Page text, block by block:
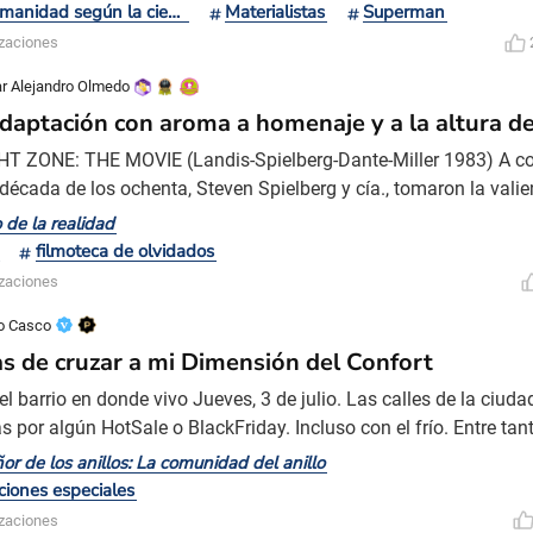
Miller no dirigió una saga. Levantó un altar. Uno lleno de
En este altar se sacrifica el espejis
La humanidad según la ciencia ficción
Materialistas Superman
Alejandro Olmedo
con aroma a homenaje y a la altura
ZONE: THE MOVIE (Landis-Spielberg-Dante-Miller 1983) A
de los ochenta, Steven Spielberg y cía., tomaron la
a la pantalla grande algunos relatos de una serie de culto que
de los cincuenta y comienzos de los años sesenta y que por
Dimensión Desconocida”(tres tomados del progra
la realidad
filmoteca de olvidados
Casco
de cruzar a mi Dimensión del Confort
barrio en donde vivo Jueves, 3 de julio. Las calles de la
por algún HotSale o BlackFriday. Incluso con el frío. Entre
que esperan el momento justo para atacar. Pero yo estoy
que menos esperas. Hace seis meses que vivo en Capital
sumamente observadora puedo identifi
de los anillos: La comunidad del anillo
especiales